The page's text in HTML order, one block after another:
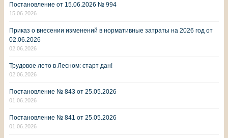
Постановление от 15.06.2026 № 994
15.06.2026
Приказ о внесении изменений в нормативные затраты на 2026 год от
02.06.2026
02.06.2026
Трудовое лето в Лесном: старт дан!
02.06.2026
Постановление № 843 от 25.05.2026
01.06.2026
Постановление № 841 от 25.05.2026
01.06.2026